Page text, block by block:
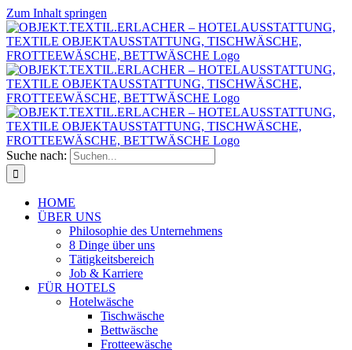
Zum Inhalt springen
Suche nach:
HOME
ÜBER UNS
Philosophie des Unternehmens
8 Dinge über uns
Tätigkeitsbereich
Job & Karriere
FÜR HOTELS
Hotelwäsche
Tischwäsche
Bettwäsche
Frotteewäsche